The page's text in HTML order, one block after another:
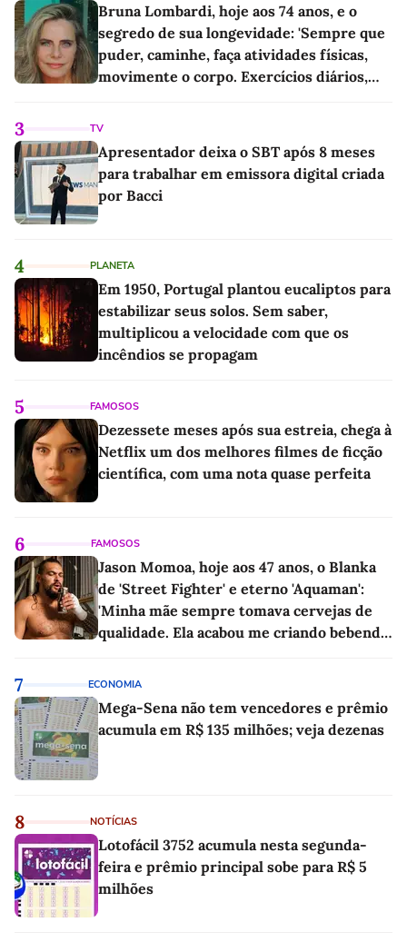
Bruna Lombardi, hoje aos 74 anos, e o
segredo de sua longevidade: 'Sempre que
puder, caminhe, faça atividades físicas,
movimente o corpo. Exercícios diários,
3 TV
Apresentador deixa o SBT após 8 meses
para trabalhar em emissora digital criada
por Bacci
4 PLANETA
Em 1950, Portugal plantou eucaliptos para
estabilizar seus solos. Sem saber,
multiplicou a velocidade com que os
incêndios se propagam
5 FAMOSOS
Dezessete meses após sua estreia, chega à
Netflix um dos melhores filmes de ficção
científica, com uma nota quase perfeita
6 FAMOSOS
Jason Momoa, hoje aos 47 anos, o Blanka
de 'Street Fighter' e eterno 'Aquaman':
'Minha mãe sempre tomava cervejas de
qualidade. Ela acabou me criando bebendo
7 ECONOMIA
Mega-Sena não tem vencedores e prêmio
acumula em R$ 135 milhões; veja dezenas
8 NOTÍCIAS
Lotofácil 3752 acumula nesta segunda-
feira e prêmio principal sobe para R$ 5
milhões